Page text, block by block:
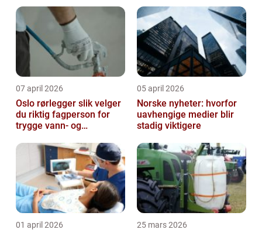
07 april 2026
Oslo rørlegger slik velger
du riktig fagperson for
trygge vann- og
05 april 2026
Norske nyheter: hvorfor
uavhengige medier blir
stadig viktigere
01 april 2026 25 mars 2026